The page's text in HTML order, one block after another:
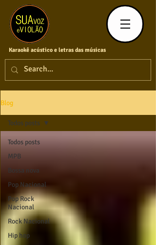
Karaokê acústico e letras das músicas
Blog
Todos posts
MPB
Bossa nova
Pop Nacional
Pop Rock
Nacional
Rock Nacional
Hip hop
Todos posts